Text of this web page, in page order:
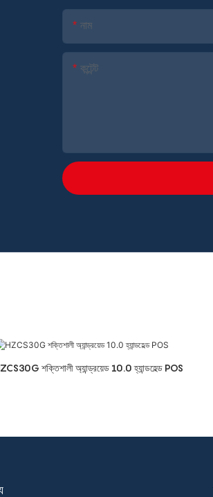
নাম
কন্টেন্ট
শক্তিশালী অ্যান্ড্রয়েড 10.0 হ্যান্ডহেল্ড POS